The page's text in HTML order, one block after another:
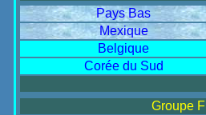
Pays Bas
Mexique
Belgique
Corée du Sud
Groupe F